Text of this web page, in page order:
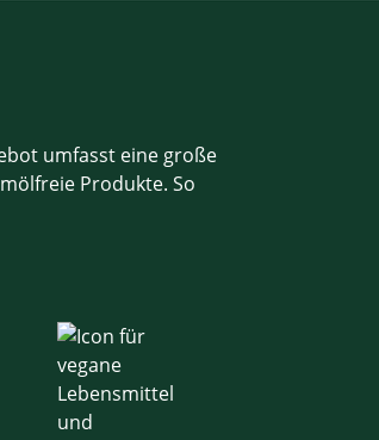
umfasst eine große
Produkte. So